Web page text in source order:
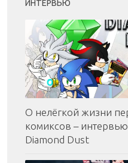
ИНТЕРВЬЮ
О нелёгкой жизни
комиксов –
Diamond Dust